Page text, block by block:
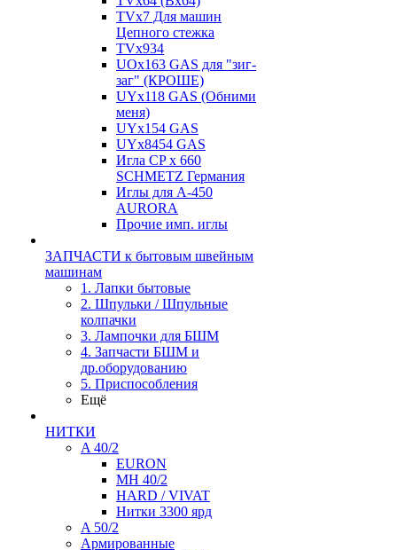
TVх7 Для машин
Цепного стежка
TVх934
UOx163 GAS для "зиг-
заг" (КРОШЕ)
UYx118 GAS (Обними
меня)
UYx154 GAS
UYx8454 GAS
Игла CP х 660
SCHMETZ Германия
Иглы для А-450
AURORA
Прочие имп. иглы
ЗАПЧАСТИ к бытовым швейным
машинам
1. Лапки бытовые
2. Шпульки / Шпульные
колпачки
3. Лампочки для БШМ
4. Запчасти БШМ и
др.оборудованию
5. Приспособления
Ещё
НИТКИ
A 40/2
EURON
MH 40/2
HARD / VIVAT
Нитки 3300 ярд
A 50/2
Армированные